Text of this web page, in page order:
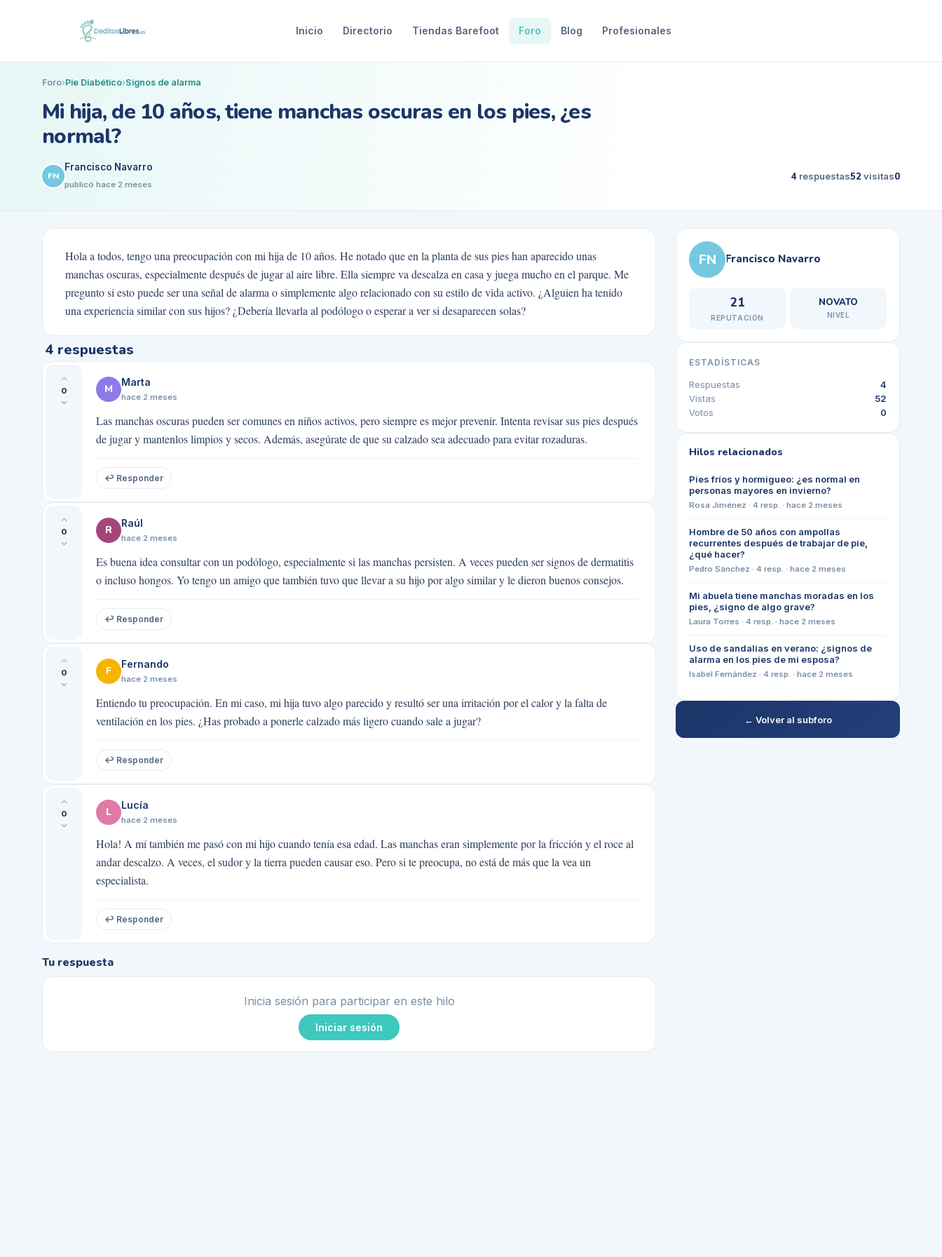
Inicio Directorio Tiendas Barefoot Foro Blog Profesionales
Foro›Pie Diabético›Signos de alarma
Mi hija, de 10 años, tiene manchas oscuras en los pies, ¿es
normal?
FN
Francisco Navarro
publicó hace 2 meses
4 respuestas52visitas0
Hola a todos, tengo una preocupación con mi hija de 10 años. He notado que en la planta de sus pies han aparecido unas
manchas oscuras, especialmente después de jugar al aire libre. Ella siempre va descalza en casa y juega mucho en el parque. Me
pregunto si esto puede ser una señal de alarma o simplemente algo relacionado con su estilo de vida activo. ¿Alguien ha tenido
una experiencia similar con sus hijos? ¿Debería llevarla al podólogo o esperar a ver si desaparecen solas?
4 respuestas
0 M
Marta
hace 2 meses
Las manchas oscuras pueden ser comunes en niños activos, pero siempre es mejor prevenir. Intenta revisar sus pies después
de jugar y mantenlos limpios y secos. Además, asegúrate de que su calzado sea adecuado para evitar rozaduras.
↩ Responder
0 R
Raúl
hace 2 meses
Es buena idea consultar con un podólogo, especialmente si las manchas persisten. A veces pueden ser signos de dermatitis
o incluso hongos. Yo tengo un amigo que también tuvo que llevar a su hijo por algo similar y le dieron buenos consejos.
↩ Responder
0 F
Fernando
hace 2 meses
Entiendo tu preocupación. En mi caso, mi hija tuvo algo parecido y resultó ser una irritación por el calor y la falta de
ventilación en los pies. ¿Has probado a ponerle calzado más ligero cuando sale a jugar?
↩ Responder
0 L
Lucía
hace 2 meses
Hola! A mí también me pasó con mi hijo cuando tenía esa edad. Las manchas eran simplemente por la fricción y el roce al
andar descalzo. A veces, el sudor y la tierra pueden causar eso. Pero si te preocupa, no está de más que la vea un
especialista.
↩ Responder
Tu respuesta
Inicia sesión para participar en este hilo
Iniciar sesión
FN Francisco Navarro
21
REPUTACIÓN
NOVATO
NIVEL
ESTADÍSTICAS
Respuestas
4
Vistas
52
Votos
0
Hilos relacionados
Pies fríos y hormigueo: ¿es normal en
personas mayores en invierno?
Rosa Jiménez · 4 resp. · hace 2 meses
Hombre de 50 años con ampollas
recurrentes después de trabajar de pie,
¿qué hacer?
Pedro Sánchez · 4 resp. · hace 2 meses
Mi abuela tiene manchas moradas en los
pies, ¿signo de algo grave?
Laura Torres · 4 resp. · hace 2 meses
Uso de sandalias en verano: ¿signos de
alarma en los pies de mi esposa?
Isabel Fernández · 4 resp. · hace 2 meses
← Volver al subforo